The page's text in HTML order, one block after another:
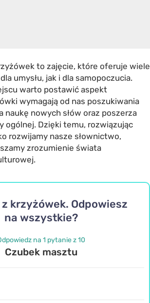
to zajęcie, które oferuje wiele
umysłu, jak i dla samopoczucia.
warto postawić aspekt
wymagają od nas poszukiwania
naukę nowych słów oraz poszerza
ogólnej. Dzięki temu, rozwiązując
rozwijamy nasze słownictwo,
zrozumienie świata
krzyżówek. Odpowiesz
na wszystkie?
na 1 pytanie z 10
Czubek masztu